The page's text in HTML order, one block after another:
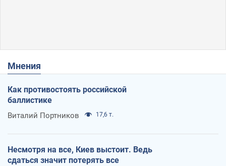
Мнения
Как противостоять российской
баллистике
Виталий Портников 17,6 т.
Несмотря на все, Киев выстоит. Ведь
сдаться значит потерять все